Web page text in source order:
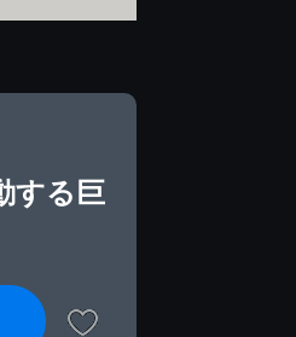
する巨